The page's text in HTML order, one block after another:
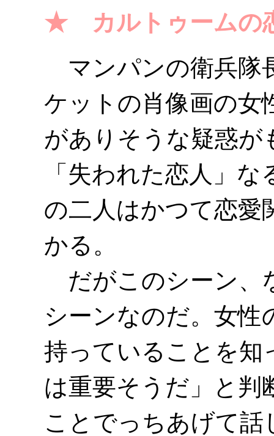
★ カルトゥームの
マンパンの衛兵隊
ケットの肖像画の女
がありそうな疑惑が
「失われた恋人」
の二人はかつて恋愛
かる。
だがこのシーン、
シーンなのだ。女性
持っていることを知
は重要そうだ」と判
ことでっちあげて